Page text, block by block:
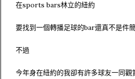
在sports bars林立的紐約
要找到一個轉播足球的bar還真不是件
不過
今年身在紐約的我卻有許多球友一同觀